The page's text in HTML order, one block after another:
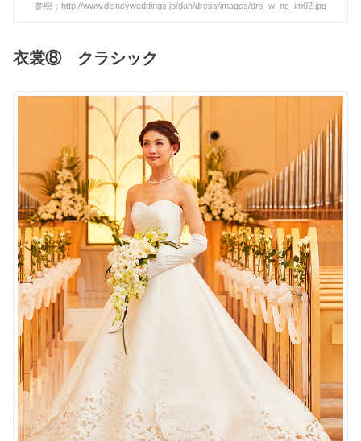
参照：http://www.disneyweddings.jp/dah/dress/images/drs_w_nc_im02.jpg
衣裳⑧ クラシック